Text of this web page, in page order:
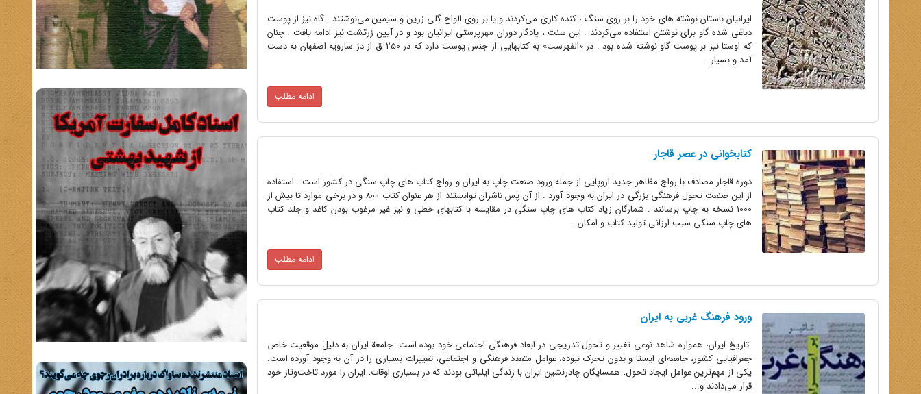
ایرانیان باستان نوشته های خود را بر روی سنگ ، کنده کاری می‌کردند و یا بر روی الواح گلی زرین و سیمین می‌نوشتند . گاه نیز از پوست
دباغی شده گاو برای نوشتن استفاده می‌کردند . این سنت ، یادگار دوران مهرپرستی ایرانیان بود و در آیین زرتشت نیز ادامه یافت . چنان
که اوستا نیز بر پوست گاو نوشته شده بود . در «الفهرست» به کتابهایی از جنس پوست دارد که در 250 ق از دژ سارویه اصفهان به دست
آمد و بسیار...
ادامه مطلب
کتابخوانی در عصر قاجار
دوره قاجار مصادف با رواج مظاهر جدید اروپایی از جمله ورود صنعت چاپ به ایران و رواج کتاب های چاپ سنگی در کشور است . استفاده
از این صنعت تحول فرهنگی بزرگی در ایران به وجود آورد . از آن پس ناشران توانستند از هر عنوان کتاب 800 و در برخی موارد تا بیش از
1000 نسخه به چاپ برسانند . شمارگان زیاد کتاب های چاپ سنگی در مقایسه با کتابهای خطی و نیز غیر مرغوب بودن کاغذ و جلد کتاب
های چاپ سنگی سبب ارزانی تولید کتاب و امکان...
ادامه مطلب
ورود فرهنگ غربى به ایران
تاریخ ایران، همواره شاهد نوعى تغییر و تحول تدریجى در ابعاد فرهنگى اجتماعى خود بوده است. جامعة ایران به دلیل موقعیت خاص
جغرافیایى کشور، جامعه‌اى ایستا و بدون تحرک نبوده، عوامل متعدد فرهنگى و اجتماعى، تغییرات بسیارى را در آن به وجود آورده است.
یکى از مهم‌ترین عوامل ایجاد تحول، همسایگان چادرنشین ایران با زندگى ایلیاتى بودند که در بسیارى اوقات، ایران را مورد تاخت‌وتاز خود
قرار مى‌دادند و...